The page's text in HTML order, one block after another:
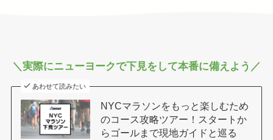
＼実際にニューヨークで下見をして本番に備えよう／
あわせて読みたい
NYCマラソンをもっと楽しむため
のコース攻略ツアー！スタートか
らゴールまで現地ガイドと巡る